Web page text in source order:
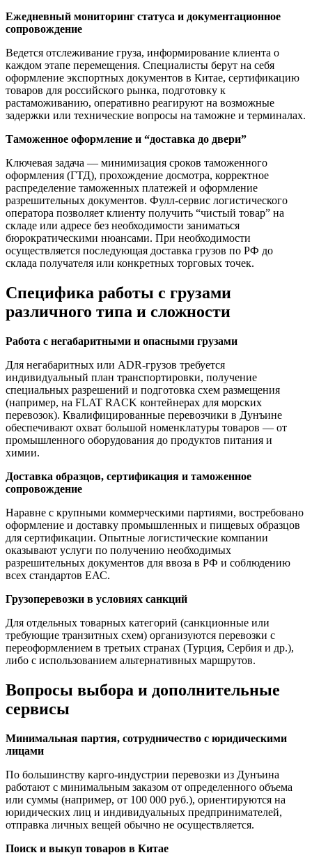
Ежедневный мониторинг статуса и документационное
сопровождение
Ведется отслеживание груза, информирование клиента о
каждом этапе перемещения. Специалисты берут на себя
оформление экспортных документов в Китае, сертификацию
товаров для российского рынка, подготовку к
растаможиванию, оперативно реагируют на возможные
задержки или технические вопросы на таможне и терминалах.
Таможенное оформление и “доставка до двери”
Ключевая задача — минимизация сроков таможенного
оформления (ГТД), прохождение досмотра, корректное
распределение таможенных платежей и оформление
разрешительных документов. Фулл-сервис логистического
оператора позволяет клиенту получить “чистый товар” на
складе или адресе без необходимости заниматься
бюрократическими нюансами. При необходимости
осуществляется последующая доставка грузов по РФ до
склада получателя или конкретных торговых точек.
Специфика работы с грузами
различного типа и сложности
Работа с негабаритными и опасными грузами
Для негабаритных или ADR-грузов требуется
индивидуальный план транспортировки, получение
специальных разрешений и подготовка схем размещения
(например, на FLAT RACK контейнерах для морских
перевозок). Квалифицированные перевозчики в Дунъине
обеспечивают охват большой номенклатуры товаров — от
промышленного оборудования до продуктов питания и
химии.
Доставка образцов, сертификация и таможенное
сопровождение
Наравне с крупными коммерческими партиями, востребовано
оформление и доставку промышленных и пищевых образцов
для сертификации. Опытные логистические компании
оказывают услуги по получению необходимых
разрешительных документов для ввоза в РФ и соблюдению
всех стандартов ЕАС.
Грузоперевозки в условиях санкций
Для отдельных товарных категорий (санкционные или
требующие транзитных схем) организуются перевозки с
переоформлением в третьих странах (Турция, Сербия и др.),
либо с использованием альтернативных маршрутов.
Вопросы выбора и дополнительные
сервисы
Минимальная партия, сотрудничество с юридическими
лицами
По большинству карго-индустрии перевозки из Дунъина
работают с минимальным заказом от определенного объема
или суммы (например, от 100 000 руб.), ориентируются на
юридических лиц и индивидуальных предпринимателей,
отправка личных вещей обычно не осуществляется.
Поиск и выкуп товаров в Китае